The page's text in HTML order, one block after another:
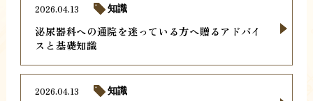
泌尿器科への通院を迷っている方へ贈るアドバイ
スと基礎知識
2026.04.13 知識
2026.04.13 知識